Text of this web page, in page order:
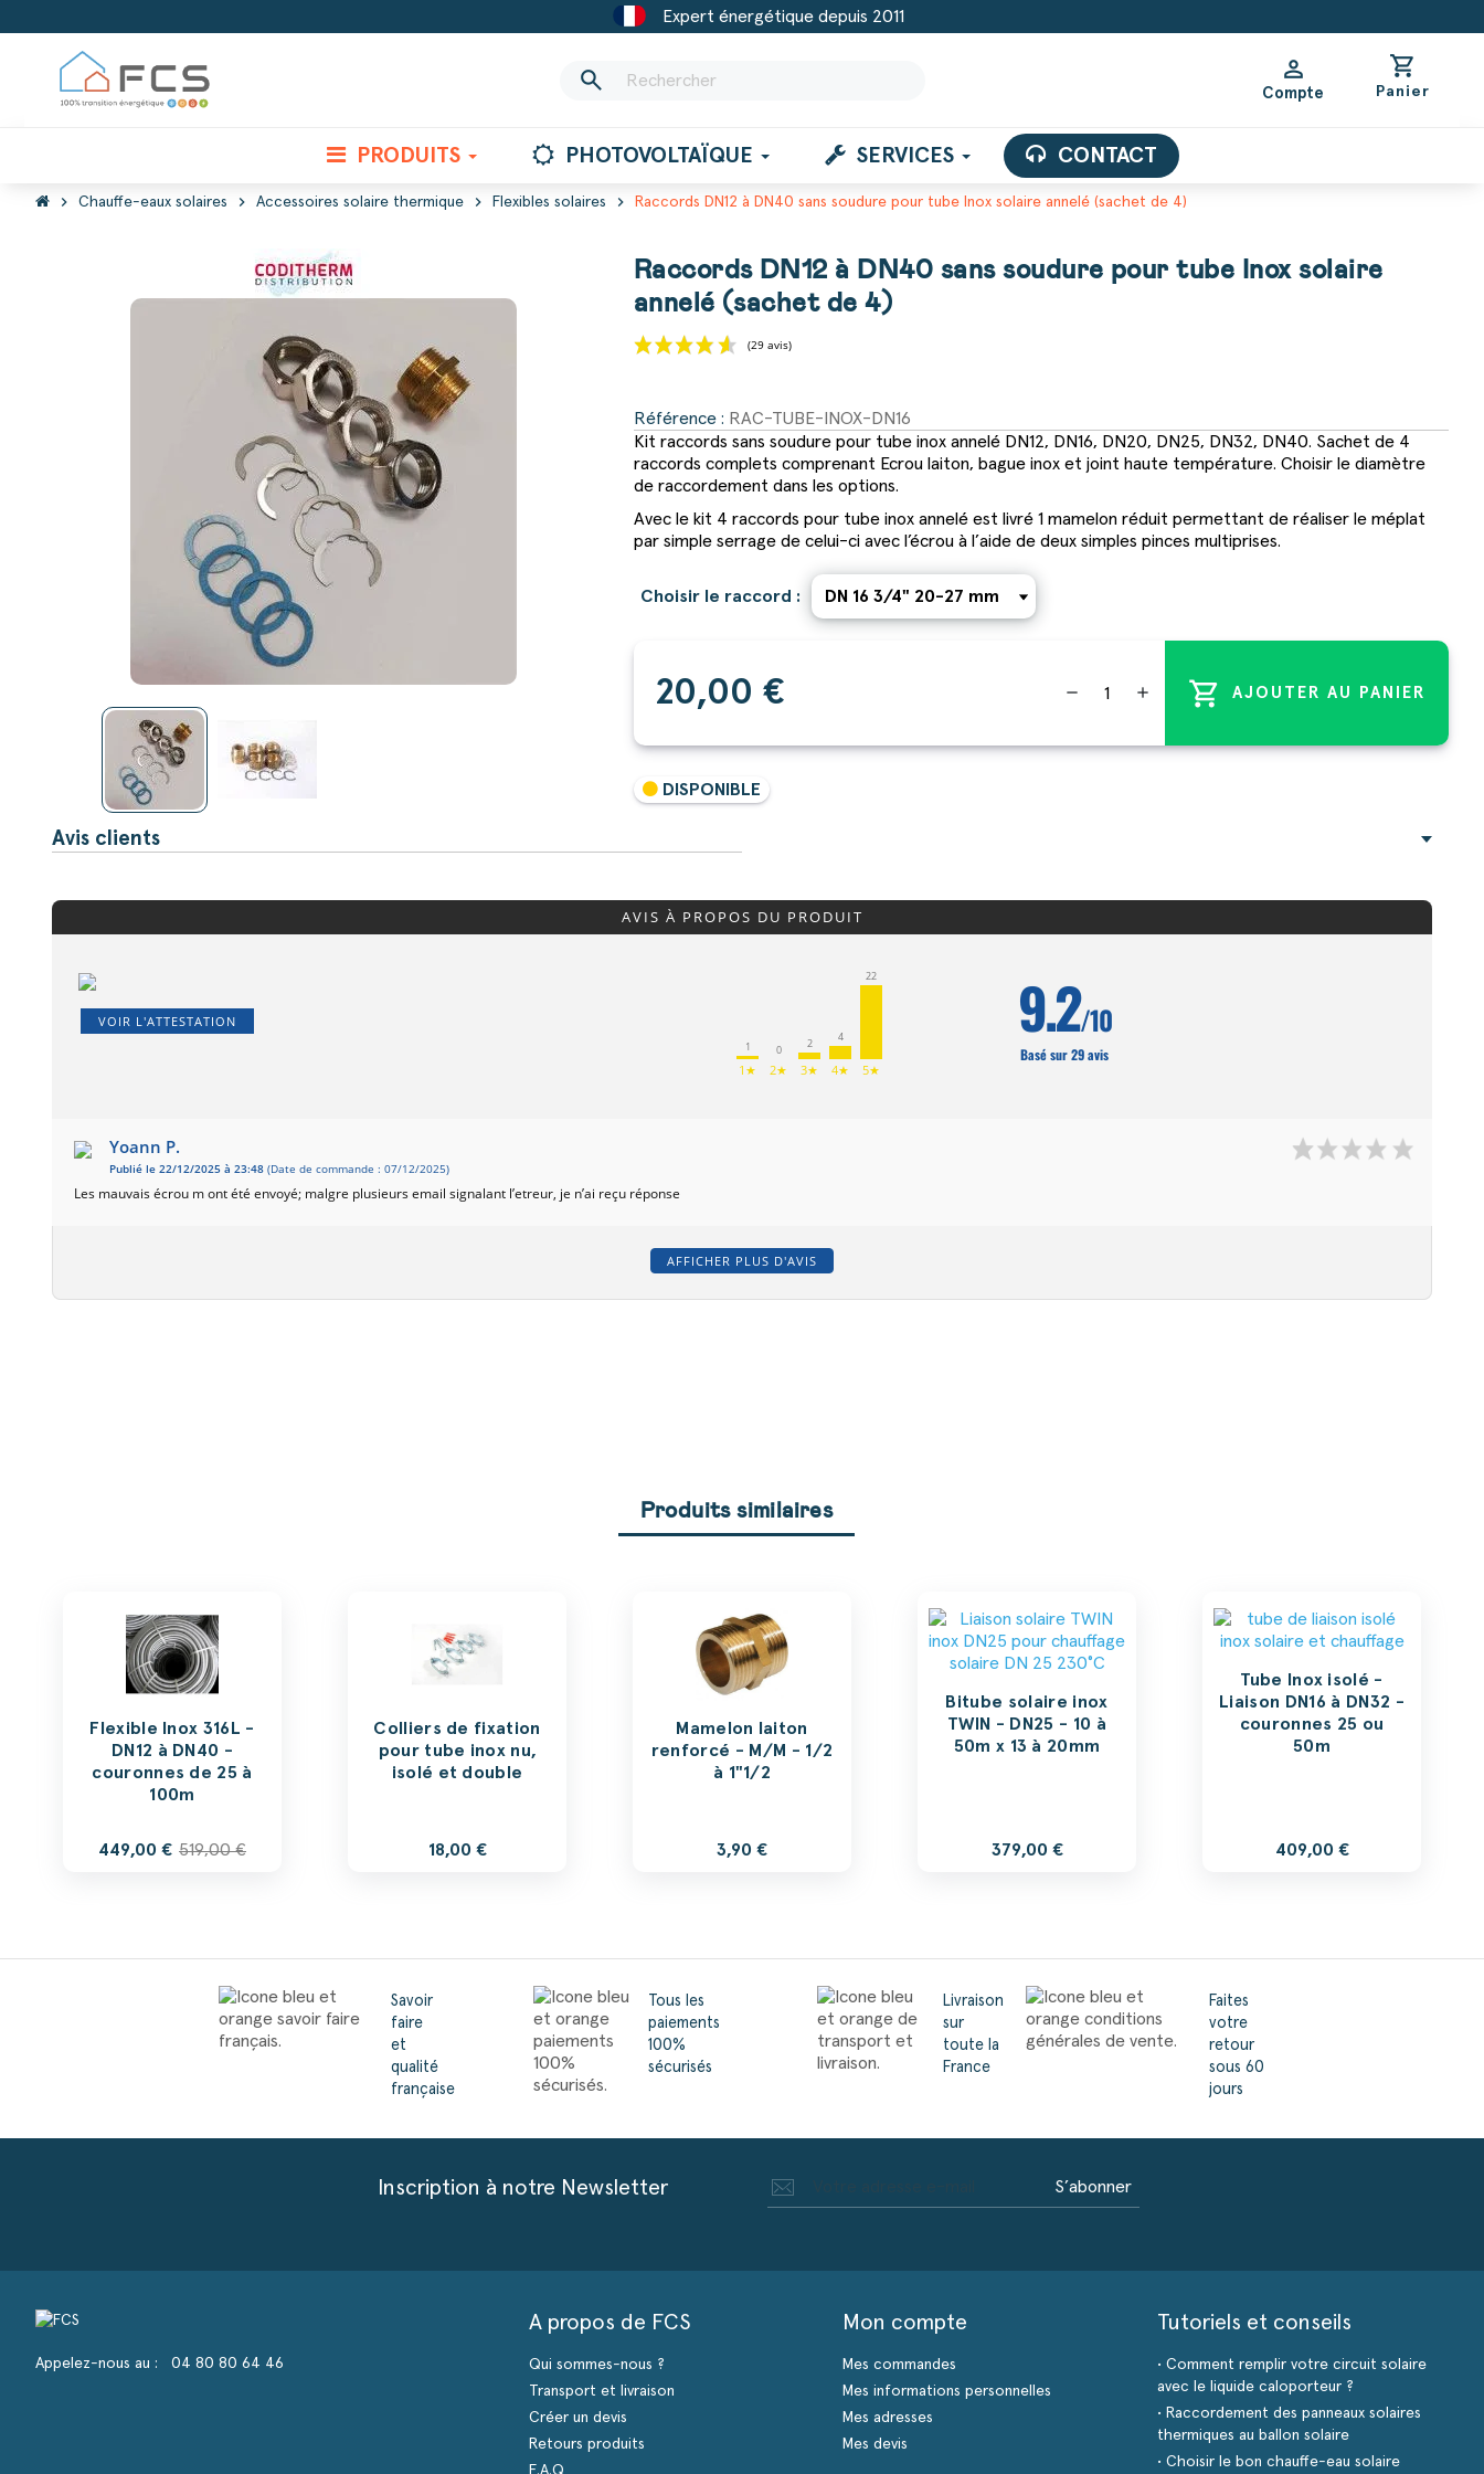
Expert énergétique depuis 2011
search person
Compte
shopping_cart
Panier
PRODUITS PHOTOVOLTAÏQUE SERVICES CONTACT
chevron_right Chauffe-eaux solaires chevron_right Accessoires solaire thermique chevron_right Flexibles solaires chevron_right Raccords DN12 à DN40 sans soudure pour tube Inox solaire annelé (sachet de 4)
Raccords DN12 à DN40 sans soudure pour tube Inox solaire
annelé (sachet de 4)
Référence : RAC-TUBE-INOX-DN16
Kit raccords sans soudure pour tube inox annelé DN12, DN16, DN20, DN25, DN32, DN40. Sachet de 4
raccords complets comprenant Ecrou laiton, bague inox et joint haute température. Choisir le diamètre
de raccordement dans les options.
Avec le kit 4 raccords pour tube inox annelé est livré 1 mamelon réduit permettant de réaliser le méplat
par simple serrage de celui-ci avec l’écrou à l’aide de deux simples pinces multiprises.
Choisir le raccord :
20,00 € remove add shopping_cart AJOUTER AU PANIER
DISPONIBLE
Avis clients
AVIS À PROPOS DU PRODUIT
VOIR L'ATTESTATION
1
1★
0
2★
2
3★
4
4★
22
5★
9.2/10
Basé sur 29 avis
Yoann P.
Publié le 22/12/2025 à 23:48 (Date de commande : 07/12/2025)
Les mauvais écrou m ont été envoyé; malgre plusieurs email signalant l’etreur, je n’ai reçu réponse
AFFICHER PLUS D'AVIS
Produits similaires
Flexible Inox 316L -
DN12 à DN40 -
couronnes de 25 à
100m
449,00 € 519,00 €
Colliers de fixation
pour tube inox nu,
isolé et double
18,00 €
Mamelon laiton
renforcé - M/M - 1/2
à 1"1/2
3,90 €
Bitube solaire inox
TWIN - DN25 - 10 à
50m x 13 à 20mm
379,00 €
Tube Inox isolé -
Liaison DN16 à DN32 -
couronnes 25 ou
50m
409,00 €
Savoir
faire
et
qualité
française
Tous les
paiements
100%
sécurisés
Livraison
sur
toute la
France
Faites
votre
retour
sous 60
jours
Inscription à notre Newsletter S’abonner
Appelez-nous au : 04 80 80 64 46
A propos de FCS
Qui sommes-nous ?
Transport et livraison
Créer un devis
Retours produits
F.A.Q
Mon compte
Mes commandes
Mes informations personnelles
Mes adresses
Mes devis
Tutoriels et conseils
• Comment remplir votre circuit solaire
avec le liquide caloporteur ?
• Raccordement des panneaux solaires
thermiques au ballon solaire
• Choisir le bon chauffe-eau solaire